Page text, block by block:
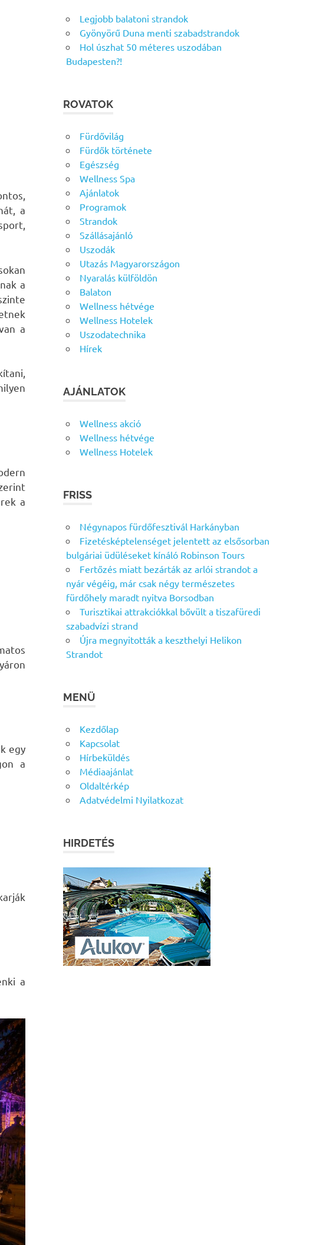
a
a
a
a
egy
a
a
Legjobb balatoni strandok
Gyönyörű Duna menti szabadstrandok
Hol úszhat 50 méteres uszodában
Budapesten?!
ROVATOK
Fürdővilág
Fürdők története
Egészség
Wellness Spa
Ajánlatok
Programok
Strandok
Szállásajánló
Uszodák
Utazás Magyarországon
Nyaralás külföldön
Balaton
Wellness hétvége
Wellness Hotelek
Uszodatechnika
Hírek
AJÁNLATOK
Wellness akció
Wellness hétvége
Wellness Hotelek
FRISS
Négynapos fürdőfesztivál Harkányban
Fizetésképtelenséget jelentett az elsősorban
bulgáriai üdüléseket kínáló Robinson Tours
Fertőzés miatt bezárták az arlói strandot a
nyár végéig, már csak négy természetes
fürdőhely maradt nyitva Borsodban
Turisztikai attrakciókkal bővült a tiszafüredi
szabadvízi strand
Újra megnyitották a keszthelyi Helikon
Strandot
MENÜ
Kezdőlap
Kapcsolat
Hírbeküldés
Médiaajánlat
Oldaltérkép
Adatvédelmi Nyilatkozat
HIRDETÉS